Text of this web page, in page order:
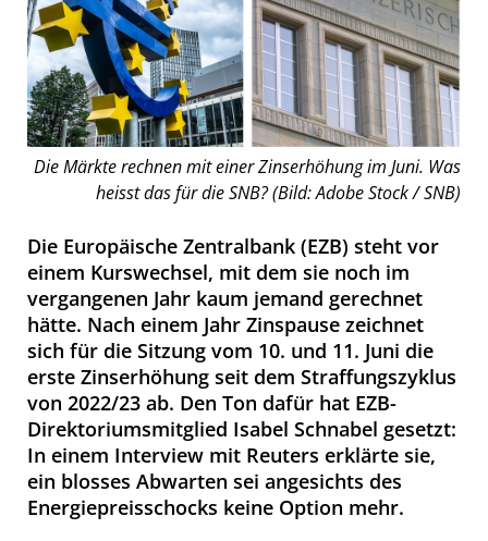
Die Märkte rechnen mit einer Zinserhöhung im Juni. Was
heisst das für die SNB? (Bild: Adobe Stock / SNB)
Die Europäische Zentralbank (EZB) steht vor
einem Kurswechsel, mit dem sie noch im
vergangenen Jahr kaum jemand gerechnet
hätte. Nach einem Jahr Zinspause zeichnet
sich für die Sitzung vom 10. und 11. Juni die
erste Zinserhöhung seit dem Straffungszyklus
von 2022/23 ab. Den Ton dafür hat EZB-
Direktoriumsmitglied Isabel Schnabel gesetzt:
In einem Interview mit Reuters erklärte sie,
ein blosses Abwarten sei angesichts des
Energiepreisschocks keine Option mehr.